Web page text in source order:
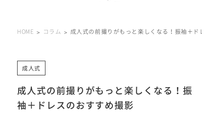
浜松店
営業時間 10:00～19:00 水曜日、第2第4火曜日定休
HOME コラム 成人式の前撮りがもっと楽しくなる！振袖＋ドレス
成人式
成人式の前撮りがもっと楽しくなる！振
袖＋ドレスのおすすめ撮影